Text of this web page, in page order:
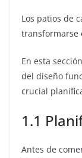
Los patios de
transformarse
En esta
del diseño
crucial
1.1
Antes de